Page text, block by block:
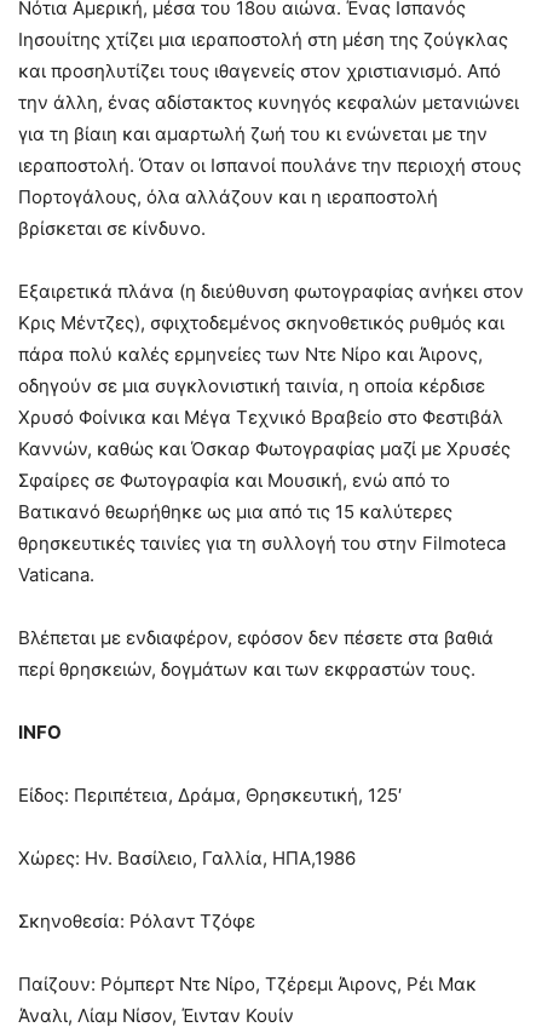
Νότια Αμερική, μέσα του 18ου αιώνα. Ένας Ισπανός
Ιησουίτης χτίζει μια ιεραποστολή στη μέση της ζούγκλας
και προσηλυτίζει τους ιθαγενείς στον χριστιανισμό. Από
την άλλη, ένας αδίστακτος κυνηγός κεφαλών μετανιώνει
για τη βίαιη και αμαρτωλή ζωή του κι ενώνεται με την
ιεραποστολή. Όταν οι Ισπανοί πουλάνε την περιοχή στους
Πορτογάλους, όλα αλλάζουν και η ιεραποστολή
βρίσκεται σε κίνδυνο.
Εξαιρετικά πλάνα (η διεύθυνση φωτογραφίας ανήκει στον
Κρις Μέντζες), σφιχτοδεμένος σκηνοθετικός ρυθμός και
πάρα πολύ καλές ερμηνείες των Ντε Νίρο και Άιρονς,
οδηγούν σε μια συγκλονιστική ταινία, η οποία κέρδισε
Χρυσό Φοίνικα και Μέγα Τεχνικό Βραβείο στο Φεστιβάλ
Καννών, καθώς και Όσκαρ Φωτογραφίας μαζί με Χρυσές
Σφαίρες σε Φωτογραφία και Μουσική, ενώ από το
Βατικανό θεωρήθηκε ως μια από τις 15 καλύτερες
θρησκευτικές ταινίες για τη συλλογή του στην Filmoteca
Vaticana.
Βλέπεται με ενδιαφέρον, εφόσον δεν πέσετε στα βαθιά
περί θρησκειών, δογμάτων και των εκφραστών τους.
INFO
Είδος: Περιπέτεια, Δράμα, Θρησκευτική, 125′
Χώρες: Ην. Βασίλειο, Γαλλία, ΗΠΑ,1986
Σκηνοθεσία: Ρόλαντ Τζόφε
Παίζουν: Ρόμπερτ Ντε Νίρο, Τζέρεμι Άιρονς, Ρέι Μακ
Άναλι, Λίαμ Νίσον, Έινταν Κουίν